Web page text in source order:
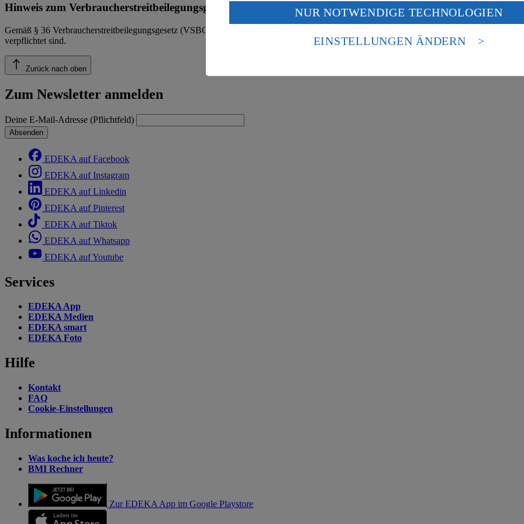
Hinweis zum Verbraucherstreitbeilegungsgesetz
Gemäß § 36 Verbraucherstreitbeilegungsgesetz (VSBG) weisen wir darauf hin, dass wir nicht an einem Streitbeilegungsverfahren vor einer
verpflichtet sind.
Zurück nach oben
Zum Newsletter anmelden
Deine E-Mail-Adresse (Pflichtfeld)
Absenden
EDEKA auf Facebook
EDEKA auf Instagram
EDEKA auf Linkedin
EDEKA auf Pinterest
EDEKA auf Tiktok
EDEKA auf Whatsapp
EDEKA auf Youtube
Services
EDEKA App
EDEKA Medien
EDEKA smart
EDEKA Foto
Hilfe
Kontakt
FAQ
Cookie-Einstellungen
Informationen
Was koche ich heute?
BMI Rechner
Zur EDEKA App im Google Playstore
Wenn du auf „Aktivieren“ klickst, willigst du im Sinne des Art. 49 Abs. 1 Satz 1 lit.
ein, dass deine Daten in den USA verarbeitet werden. Der EuGH sieht die USA als
einem nach europäischen Standards nicht angemessenen Datenschutzniveau an. Es
Risiko eines Zugriffs durch US-amerikanische Behörden.
NUR NOTWENDIGE TECHNOLOGIEN
EINSTELLUNGEN ÄNDERN